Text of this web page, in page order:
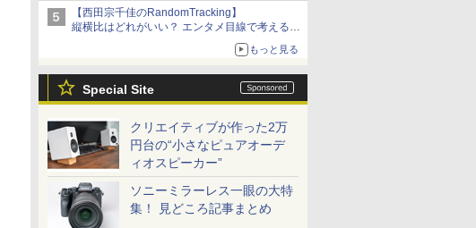
【西田宗千佳のRandomTracking】
縦横比はどれがいい？ エンタメ目線で考える、
もっと見る
Special Site
クリエイティブが作った2万
円台の“小さなピュアオーデ
ィオスピーカー”
ソニーミラーレス一眼の大特
集！ 見どころ記事まとめ